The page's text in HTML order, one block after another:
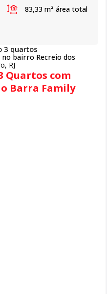
83,33 m² área total
3 quartos
bairro Recreio dos
RJ
Quartos com
Barra Family